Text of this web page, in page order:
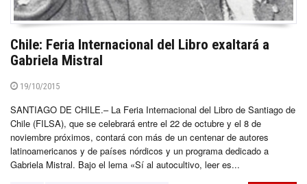
Chile: Feria Internacional del Libro exaltará a
Gabriela Mistral
19/10/2015
SANTIAGO DE CHILE.– La Feria Internacional del Libro de Santiago de
Chile (FILSA), que se celebrará entre el 22 de octubre y el 8 de
noviembre próximos, contará con más de un centenar de autores
latinoamericanos y de países nórdicos y un programa dedicado a
Gabriela Mistral. Bajo el lema «Sí al autocultivo, leer es...